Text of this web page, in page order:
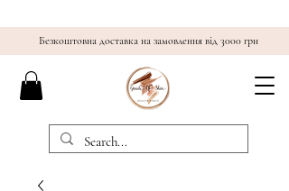
Безкоштовна доставка на замовлення від 3000 грн